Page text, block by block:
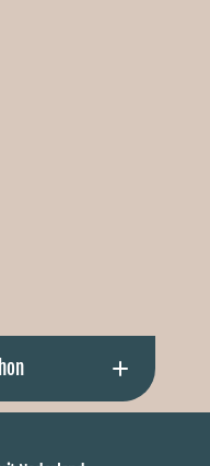
er op laat